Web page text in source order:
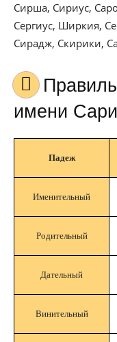
Сирша, Сириус,
Сергиус, Ширкия,
Сирадж, Скирики,
Правильное склонение
имени
Падеж
Именительный
Родительный
Дательный
Винительный